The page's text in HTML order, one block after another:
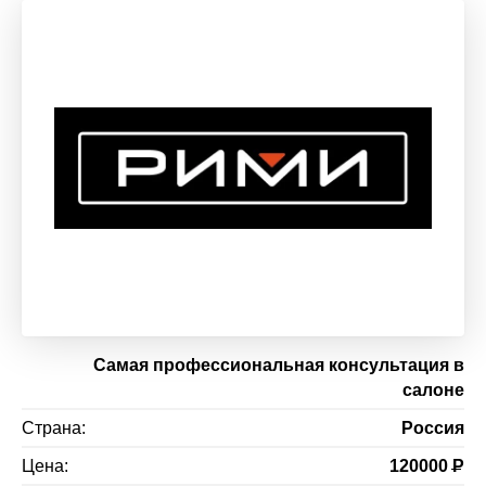
Самая профессиональная консультация в
салоне
Страна: Россия
Цена: 120000Р